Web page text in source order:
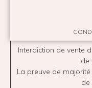
Interdiction de vente
de
La preuve de
de